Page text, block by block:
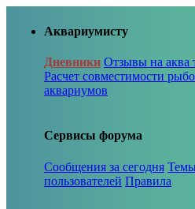
Аквариумисту
Дневники Отзывы на аква
Расчет совместимости
аквариумов
Сервисы форума
Сообщения за сегодня
пользователей Правила